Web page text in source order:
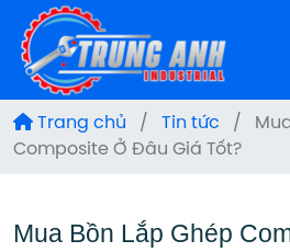
Trang chủ / Tin tức /
Composite Ở Đâu Giá Tốt?
Mua Bồn Lắp Ghép